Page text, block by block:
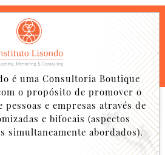
é uma Consultoria Boutique
o propósito de promover o
pessoas e empresas através de
e bifocais (aspectos
simultaneamente abordados).